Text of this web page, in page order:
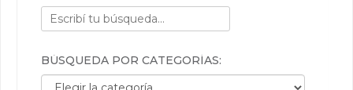
BÚSQUEDA POR CATEGORÍAS:
Búsqueda por categorías: